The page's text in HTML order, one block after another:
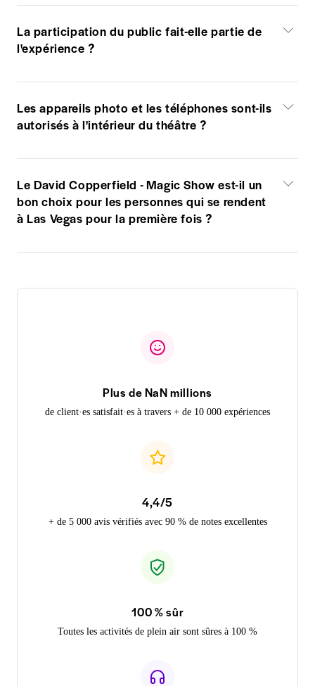
La participation du public fait-elle partie de
l'expérience ?
Les appareils photo et les téléphones sont-ils
autorisés à l'intérieur du théâtre ?
Le David Copperfield - Magic Show est-il un
bon choix pour les personnes qui se rendent
à Las Vegas pour la première fois ?
Plus de NaN millions
de client·es satisfait·es à travers + de 10 000 expériences
4,4/5
+ de 5 000 avis vérifiés avec 90 % de notes excellentes
100 % sûr
Toutes les activités de plein air sont sûres à 100 %